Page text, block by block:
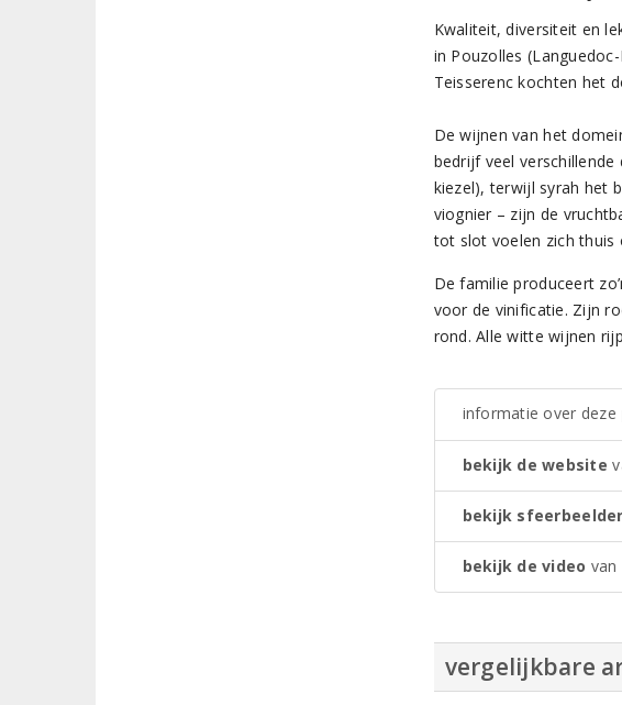
Kwaliteit, diversiteit en
in Pouzolles
Teisserenc kochten het
De wijnen van het
bedrijf veel
kiezel), terwijl syrah het
viognier – zijn de
tot slot voelen zich thuis
De familie produceert
voor de vinificatie. Zijn
rond. Alle witte wijnen
informatie over deze
bekijk de website
bekijk
bekijk de video van
vergelijkbare